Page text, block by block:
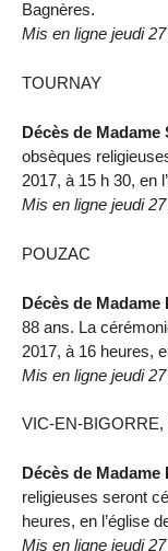
Bagnères.
Mis en ligne jeudi
TOURNAY
Décès de
obsèques
2017, à 15 h 30, en
Mis en ligne jeudi
POUZAC
Décès de
88 ans. La
2017, à 16 heures,
Mis en ligne jeudi
VIC-EN-BIGORRE,
Décès de
religieuses seront
heures, en l’église
Mis en ligne jeudi